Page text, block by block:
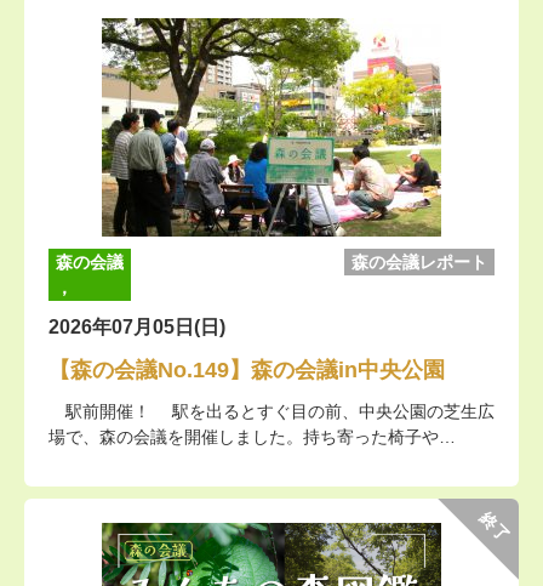
森の会議
，
森の会議レポート
2026年07月05日(日)
【森の会議No.149】森の会議in中央公園
駅前開催！ 駅を出るとすぐ目の前、中央公園の芝生広
場で、森の会議を開催しました。持ち寄った椅子や…
終了